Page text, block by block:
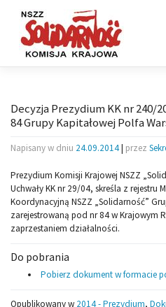
content
Decyzja Prezydium KK nr 240/
84 Grupy Kapitałowej Polfa
Napisany w dniu 24.09.2014| przez
Prezydium Komisji Krajowej NSZZ
Uchwały KK nr 29/04, skreśla z rejestru
Koordynacyjną NSZZ „Solidarność”
zarejestrowaną pod nr 84 w Krajowym
zaprzestaniem działalności.
Do pobrania
Pobierz dokument w formacie
Opublikowany w 2014 - Prezydium,